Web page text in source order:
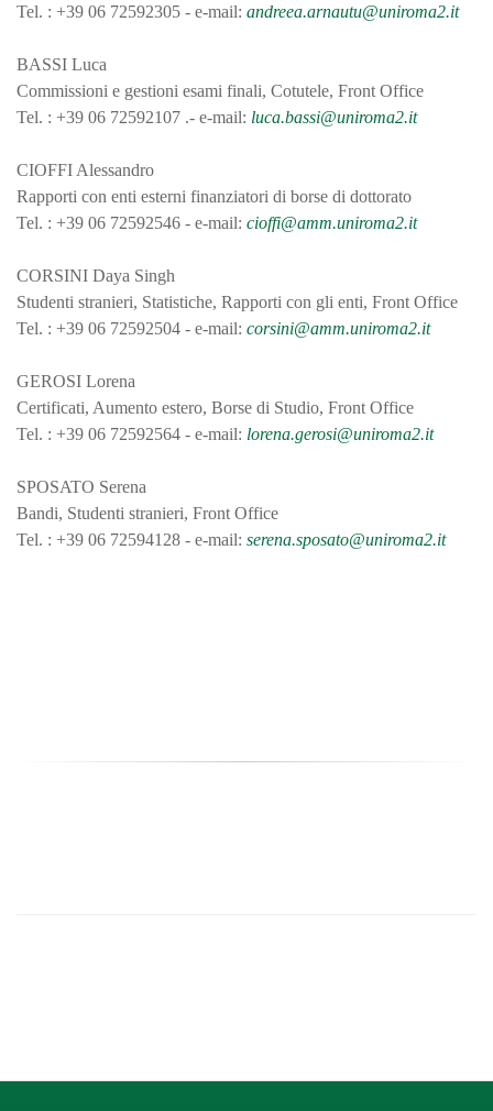
Tel. : +39 06 72592305 - e-mail: andreea.arnautu@uniroma2.it
BASSI Luca
Commissioni e gestioni esami finali, Cotutele, Front Office
Tel. : +39 06 72592107 .- e-mail: luca.bassi@uniroma2.it
CIOFFI Alessandro
Rapporti con enti esterni finanziatori di borse di dottorato
Tel. : +39 06 72592546 - e-mail: cioffi@amm.uniroma2.it
CORSINI Daya Singh
Studenti stranieri, Statistiche, Rapporti con gli enti, Front Office
Tel. : +39 06 72592504 - e-mail: corsini@amm.uniroma2.it
GEROSI Lorena
Certificati, Aumento estero, Borse di Studio, Front Office
Tel. : +39 06 72592564 - e-mail: lorena.gerosi@uniroma2.it
SPOSATO Serena
Bandi, Studenti stranieri, Front Office
Tel. : +39 06 72594128 - e-mail: serena.sposato@uniroma2.it